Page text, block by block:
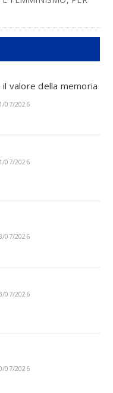
valore della memoria
07/2026
07/2026
07/2026
07/2026
07/2026